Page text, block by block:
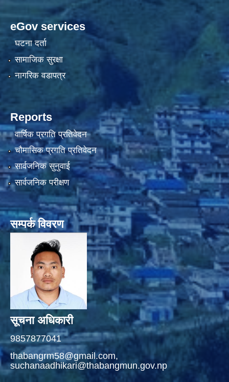
eGov services
घटना दर्ता
सामाजिक सुरक्षा
नागरिक वडापत्र
Reports
वार्षिक प्रगति प्रतिवेदन
चौमासिक प्रगति प्रतिवेदन
सार्वजनिक सुनुवाई
सार्वजनिक परीक्षण
सम्पर्क विवरण
सूचना अधिकारी
9857877041
thabangrm58@gmail.com,
suchanaadhikari@thabangmun.gov.np